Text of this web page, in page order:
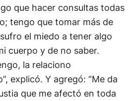
que hacer consultas todas
tengo que tomar más de
el miedo a tener algo
cuerpo y de no saber.
la relaciono
explicó. Y agregó: “Me da
que me afectó en toda